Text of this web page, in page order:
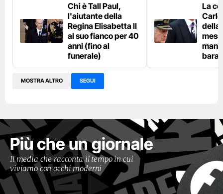
Chi è Tall Paul,
l'aiutante della
Regina Elisabetta II
al suo fianco per 40
anni (fino al
funerale)
La
della
bara
MOSTRA ALTRO SEGUI
Più che un giornale
Il media che racconta il tempo in cui
viviamo con occhi moderni